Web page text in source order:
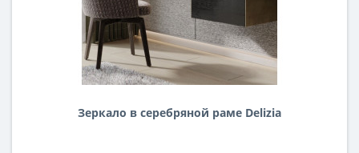
Зеркало в серебряной раме Delizia